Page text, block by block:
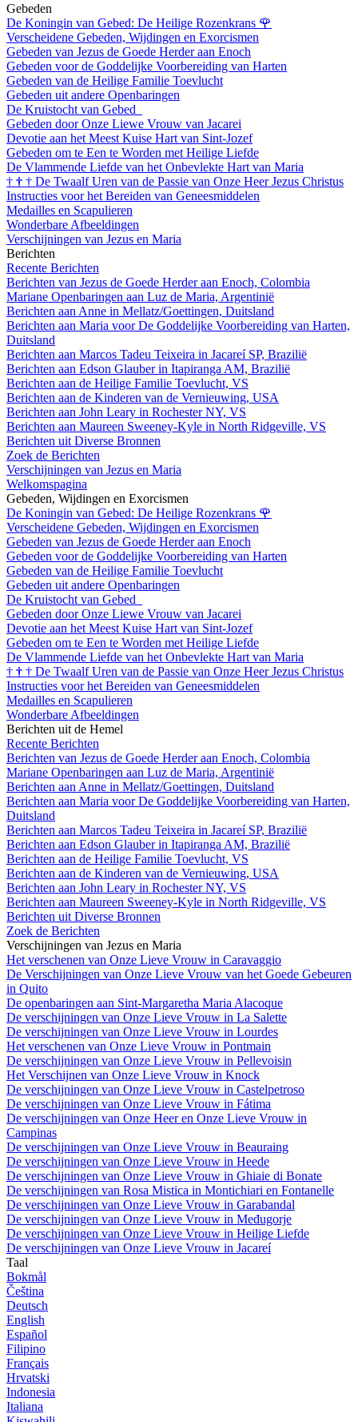
Gebeden
De Koningin van Gebed: De Heilige Rozenkrans 🌹
Verscheidene Gebeden, Wijdingen en Exorcismen
Gebeden van Jezus de Goede Herder aan Enoch
Gebeden voor de Goddelijke Voorbereiding van Harten
Gebeden van de Heilige Familie Toevlucht
Gebeden uit andere Openbaringen
De Kruistocht van Gebed
Gebeden door Onze Liewe Vrouw van Jacarei
Devotie aan het Meest Kuise Hart van Sint-Jozef
Gebeden om te Een te Worden met Heilige Liefde
De Vlammende Liefde van het Onbevlekte Hart van Maria
† † † De Twaalf Uren van de Passie van Onze Heer Jezus Christus
Instructies voor het Bereiden van Geneesmiddelen
Medailles en Scapulieren
Wonderbare Afbeeldingen
Verschijningen van Jezus en Maria
Berichten
Recente Berichten
Berichten van Jezus de Goede Herder aan Enoch, Colombia
Mariane Openbaringen aan Luz de Maria, Argentinië
Berichten aan Anne in Mellatz/Goettingen, Duitsland
Berichten aan Maria voor De Goddelijke Voorbereiding van Harten,
Duitsland
Berichten aan Marcos Tadeu Teixeira in Jacareí SP, Brazilië
Berichten aan Edson Glauber in Itapiranga AM, Brazilië
Berichten aan de Heilige Familie Toevlucht, VS
Berichten aan de Kinderen van de Vernieuwing, USA
Berichten aan John Leary in Rochester NY, VS
Berichten aan Maureen Sweeney-Kyle in North Ridgeville, VS
Berichten uit Diverse Bronnen
Zoek de Berichten
Verschijningen van Jezus en Maria
Welkomspagina
Gebeden, Wijdingen en Exorcismen
De Koningin van Gebed: De Heilige Rozenkrans 🌹
Verscheidene Gebeden, Wijdingen en Exorcismen
Gebeden van Jezus de Goede Herder aan Enoch
Gebeden voor de Goddelijke Voorbereiding van Harten
Gebeden van de Heilige Familie Toevlucht
Gebeden uit andere Openbaringen
De Kruistocht van Gebed
Gebeden door Onze Liewe Vrouw van Jacarei
Devotie aan het Meest Kuise Hart van Sint-Jozef
Gebeden om te Een te Worden met Heilige Liefde
De Vlammende Liefde van het Onbevlekte Hart van Maria
† † † De Twaalf Uren van de Passie van Onze Heer Jezus Christus
Instructies voor het Bereiden van Geneesmiddelen
Medailles en Scapulieren
Wonderbare Afbeeldingen
Berichten uit de Hemel
Recente Berichten
Berichten van Jezus de Goede Herder aan Enoch, Colombia
Mariane Openbaringen aan Luz de Maria, Argentinië
Berichten aan Anne in Mellatz/Goettingen, Duitsland
Berichten aan Maria voor De Goddelijke Voorbereiding van Harten,
Duitsland
Berichten aan Marcos Tadeu Teixeira in Jacareí SP, Brazilië
Berichten aan Edson Glauber in Itapiranga AM, Brazilië
Berichten aan de Heilige Familie Toevlucht, VS
Berichten aan de Kinderen van de Vernieuwing, USA
Berichten aan John Leary in Rochester NY, VS
Berichten aan Maureen Sweeney-Kyle in North Ridgeville, VS
Berichten uit Diverse Bronnen
Zoek de Berichten
Verschijningen van Jezus en Maria
Het verschenen van Onze Lieve Vrouw in Caravaggio
De Verschijningen van Onze Lieve Vrouw van het Goede Gebeuren
in Quito
De openbaringen aan Sint-Margaretha Maria Alacoque
De verschijningen van Onze Lieve Vrouw in La Salette
De verschijningen van Onze Lieve Vrouw in Lourdes
Het verschenen van Onze Lieve Vrouw in Pontmain
De verschijningen van Onze Lieve Vrouw in Pellevoisin
Het Verschijnen van Onze Lieve Vrouw in Knock
De verschijningen van Onze Lieve Vrouw in Castelpetroso
De verschijningen van Onze Lieve Vrouw in Fátima
De verschijningen van Onze Heer en Onze Lieve Vrouw in
Campinas
De verschijningen van Onze Lieve Vrouw in Beauraing
De verschijningen van Onze Lieve Vrouw in Heede
De verschijningen van Onze Lieve Vrouw in Ghiaie di Bonate
De verschijningen van Rosa Mistica in Montichiari en Fontanelle
De verschijningen van Onze Lieve Vrouw in Garabandal
De verschijningen van Onze Lieve Vrouw in Međugorje
De verschijningen van Onze Lieve Vrouw in Heilige Liefde
De verschijningen van Onze Lieve Vrouw in Jacareí
Taal
Bokmål
Čeština
Deutsch
English
Español
Filipino
Français
Hrvatski
Indonesia
Italiana